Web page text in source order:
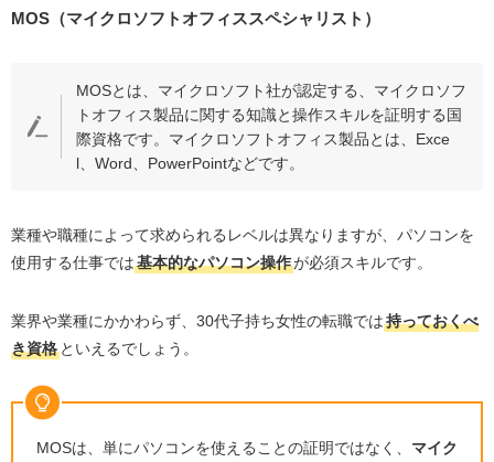
30代子持ち女性におすすめの転職エージェント
リクルートエージェント
アデコ
ビズリーチ
マイナビ転職
リクナビNEXT
パソナキャリア
30代子持ち女性が転職エージェントを利用するメリット
子持ちならではの懸念材料を相談できる
MOS（マイクロソフトオフィススペシャリスト）
MOSとは、マイクロソフト社が認定する、マイクロソフ
トオフィス製品に関する知識と操作スキルを証明する国
際資格です。マイクロソフトオフィス製品とは、 Exce
l、Word、 PowerPointなどです。
業種や職種によって求められるレベルは異なりますが、パソコンを
使用する仕事では基本的なパソコン操作が必須スキルです。
業界や業種にかかわらず、 30代子持ち女性の転職では持っておくべ
き資格といえるでしょう。
MOSは、単にパソコンを使えることの証明ではなく、 マイク